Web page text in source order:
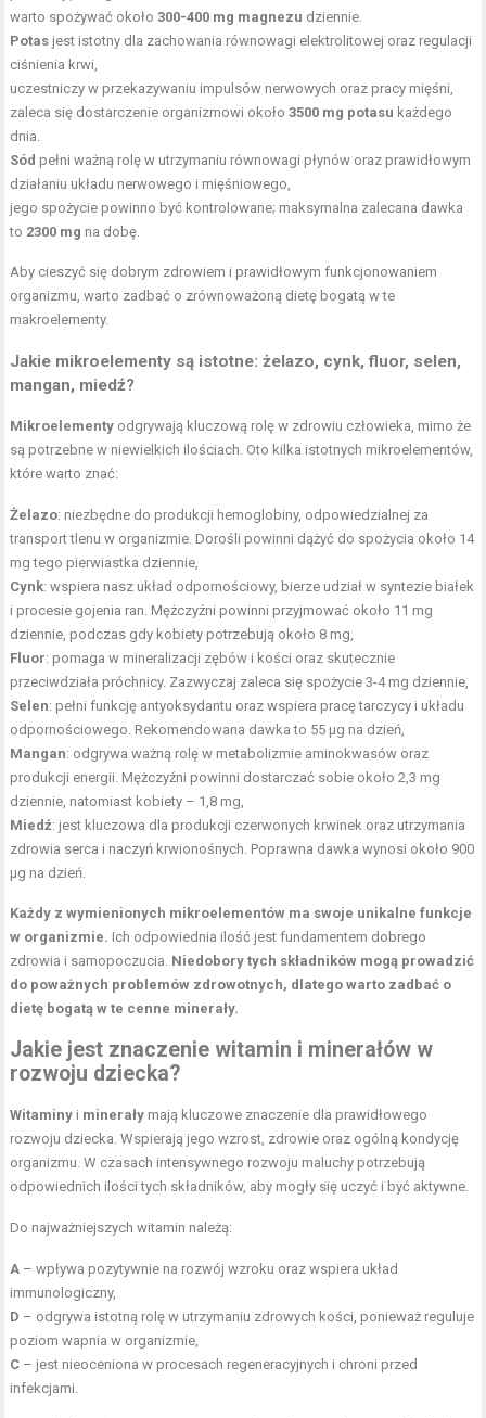
warto spożywać około300-400 mg magnezu dziennie.
Potas jest istotny dla zachowania równowagi elektrolitowej oraz regulacji
ciśnienia krwi,
uczestniczy w przekazywaniu impulsów nerwowych oraz pracy mięśni,
zaleca się dostarczenie organizmowi około3500 mg potasu każdego
dnia.
Sód pełni ważną rolę w utrzymaniu równowagi płynów oraz prawidłowym
działaniu układu nerwowego i mięśniowego,
jego spożycie powinno być kontrolowane; maksymalna zalecana dawka
to 2300 mg na dobę.
Aby cieszyć się dobrym zdrowiem i prawidłowym funkcjonowaniem
organizmu, warto zadbać o zrównoważoną dietę bogatą w te
makroelementy.
Jakie mikroelementy są istotne: żelazo, cynk, fluor, selen,
mangan, miedź?
Mikroelementy odgrywają kluczową rolę w zdrowiu człowieka, mimo że
są potrzebne w niewielkich ilościach. Oto kilka istotnych mikroelementów,
które warto znać:
Żelazo: niezbędne do produkcji hemoglobiny, odpowiedzialnej za
transport tlenu w organizmie. Dorośli powinni dążyć do spożycia około 14
mg tego pierwiastka dziennie,
Cynk: wspiera nasz układ odpornościowy, bierze udział w syntezie białek
i procesie gojenia ran. Mężczyźni powinni przyjmować około 11 mg
dziennie, podczas gdy kobiety potrzebują około 8 mg,
Fluor: pomaga w mineralizacji zębów i kości oraz skutecznie
przeciwdziała próchnicy. Zazwyczaj zaleca się spożycie 3-4 mg dziennie,
Selen: pełni funkcję antyoksydantu oraz wspiera pracę tarczycy i układu
odpornościowego. Rekomendowana dawka to 55 μg na dzień,
Mangan: odgrywa ważną rolę w metabolizmie aminokwasów oraz
produkcji energii. Mężczyźni powinni dostarczać sobie około 2,3 mg
dziennie, natomiast kobiety – 1,8 mg,
Miedź: jest kluczowa dla produkcji czerwonych krwinek oraz utrzymania
zdrowia serca i naczyń krwionośnych. Poprawna dawka wynosi około 900
μg na dzień.
Każdy z wymienionych mikroelementów ma swoje unikalne funkcje
w organizmie. Ich odpowiednia ilość jest fundamentem dobrego
zdrowia i samopoczucia. Niedobory tych składników mogą prowadzić
do poważnych problemów zdrowotnych, dlatego warto zadbać o
dietę bogatą w te cenne minerały.
Jakie jest znaczenie witamin i minerałów w
rozwoju dziecka?
Witaminy i minerały mają kluczowe znaczenie dla prawidłowego
rozwoju dziecka. Wspierają jego wzrost, zdrowie oraz ogólną kondycję
organizmu. W czasach intensywnego rozwoju maluchy potrzebują
odpowiednich ilości tych składników, aby mogły się uczyć i być aktywne.
Do najważniejszych witamin należą:
A – wpływa pozytywnie na rozwój wzroku oraz wspiera układ
immunologiczny,
D – odgrywa istotną rolę w utrzymaniu zdrowych kości, ponieważ reguluje
poziom wapnia w organizmie,
C – jest nieoceniona w procesach regeneracyjnych i chroni przed
infekcjami.